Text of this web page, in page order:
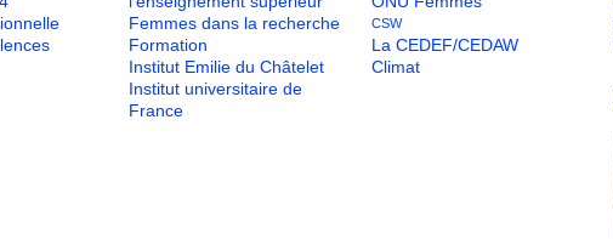
Femmes dans la recherche
Formation
Institut Emilie du Châtelet
Institut universitaire de
France
CSW
La CEDEF/CEDAW
Climat